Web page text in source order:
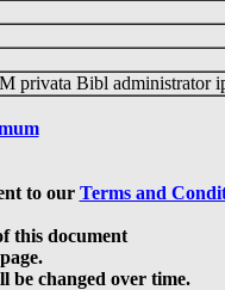
privata Bibl administrator
to our Terms and
this document
be changed over time.